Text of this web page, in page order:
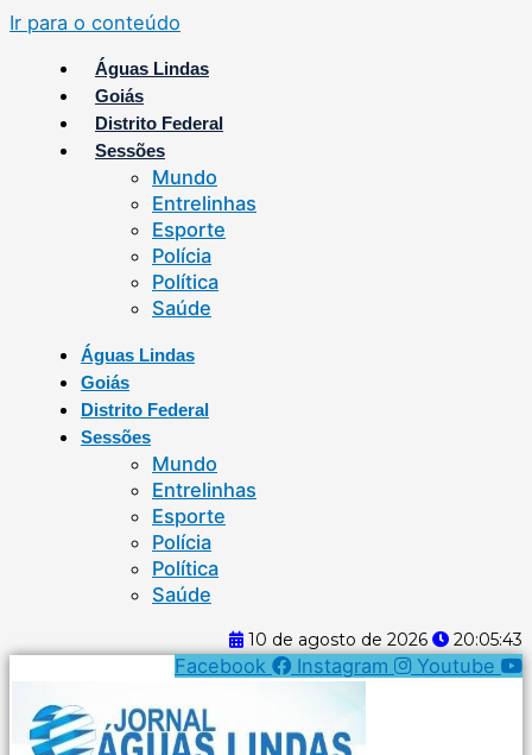
Ir para o conteúdo
Águas Lindas
Goiás
Distrito Federal
Sessões
Mundo
Entrelinhas
Esporte
Polícia
Política
Saúde
Águas Lindas
Goiás
Distrito Federal
Sessões
Mundo
Entrelinhas
Esporte
Polícia
Política
Saúde
10 de agosto de 2026 20:05:44
Facebook Instagram Youtube